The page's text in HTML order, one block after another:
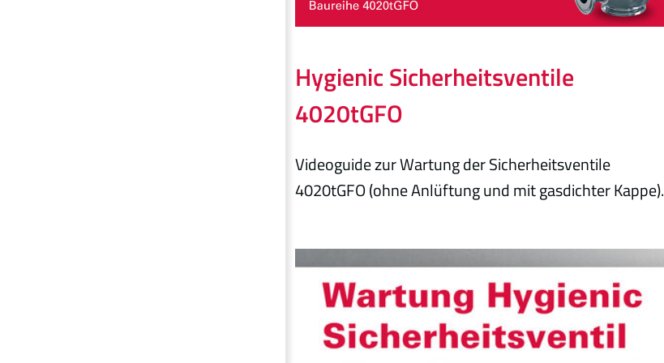
Hygienic Sicherheitsventile
4020tGFO
Videoguide zur Wartung der Sicherheitsventile
4020tGFO (ohne Anlüftung und mit gasdichter Kappe).